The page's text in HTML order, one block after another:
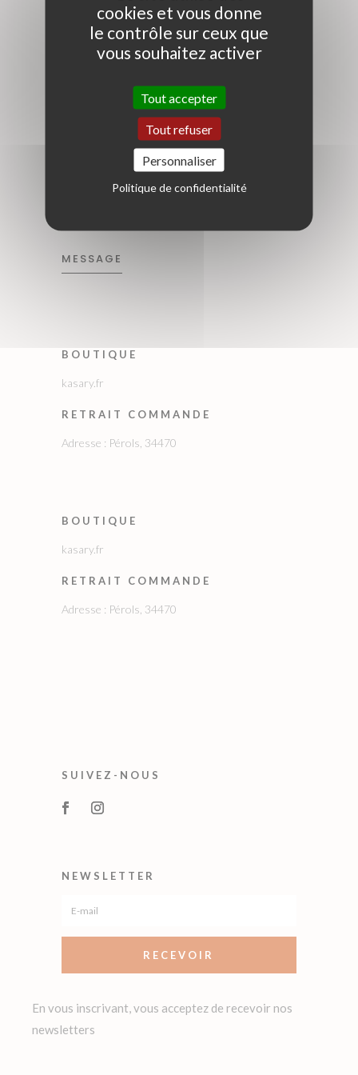
CONTACT
Téléphone : 04 65 84 44 53
contact@kasary.fr
commandes@kasary.fr
professionnels@kasary.fr
MESSAGE
BOUTIQUE
kasary.fr
RETRAIT COMMANDE
Adresse : Pérols, 34470
BOUTIQUE
kasary.fr
RETRAIT COMMANDE
Adresse : Pérols, 34470
SUIVEZ-NOUS
NEWSLETTER
RECEVOIR
En vous inscrivant, vous acceptez de recevoir nos
newsletters
cookies et vous donne
le contrôle sur ceux que
vous souhaitez activer
Tout accepter
Tout refuser
Personnaliser
Politique de confidentialité